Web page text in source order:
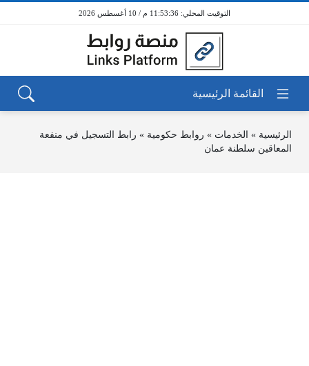
11:53:36 م / 10 أغسطس 2026
الرئيسية » الخدمات » روابط حكومية » رابط التسجيل في منفعة
المعاقين سلطنة عمان